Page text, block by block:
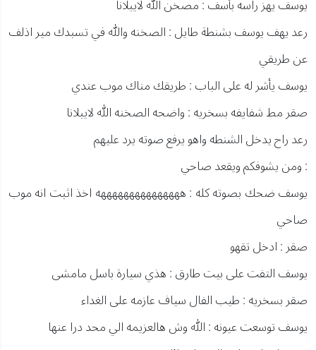
يوسف يهز راسه بأسف : مصخن الله لايبلانا
رعد يهف يوسف بشنطة طايل : الصخنه والله في تسبدك مير اذلف
عن طريقي
يوسف يأشر له على الباب : طريقك مناك موب عندي
صقر مط شفايفه بسخريه : واضحه الصخنه الله لايبلانا
رعد راح يدخل الشنطه واهو يرفع صوته يرد عليهم
: ومن يشوفكم ويقعد صاحي
يوسف ضحك بصوته كله : هههههههههههههههه اخذ اثبت انه موب
صاحي
صقر : ادخل تقهو
يوسف التفت على بيت طارق : هذي سيارة باسل مامشى
صقر بسخريه : طيب الفال سياف عازمه على الغداء
يوسف توسعت عيونه : الله وش هالعزيمه الي محد درا عنها